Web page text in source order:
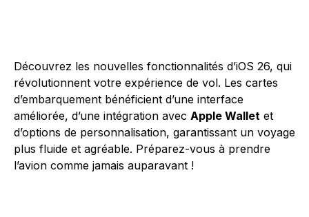
Découvrez les nouvelles fonctionnalités d’iOS 26, qui
révolutionnent votre expérience de vol. Les cartes
d’embarquement bénéficient d’une interface
améliorée, d’une intégration avec Apple Wallet et
d’options de personnalisation, garantissant un voyage
plus fluide et agréable. Préparez-vous à prendre
l’avion comme jamais auparavant !